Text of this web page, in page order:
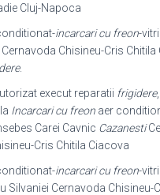
Cluj-Napoca
incarcari cu freon-
Chisineu-Cris Chitila
.
execut reparatii frigidere,
Incarcari cu freon aer
Carei Cavnic Cazanesti
Cris Chitila Ciacova
incarcari cu freon-
Silvaniei Cernavoda Chisineu-